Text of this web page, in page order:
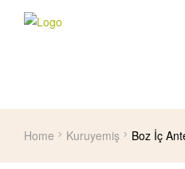
Home Kuruyemiş Boz İç